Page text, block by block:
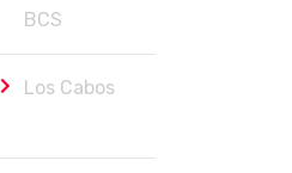
BCS
Los Cabos